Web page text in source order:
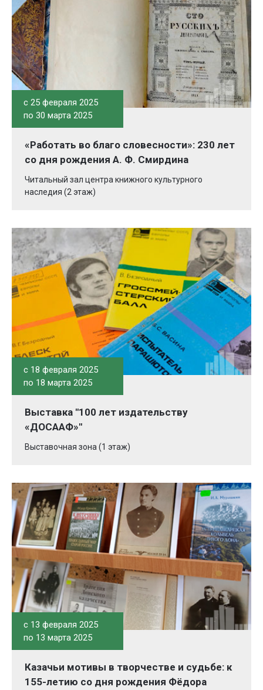
c 25 февраля 2025
по 30 марта 2025
«Работать во благо словесности»: 230 лет
со дня рождения А. Ф. Смирдина
Читальный зал центра книжного культурного
наследия (2 этаж)
c 18 февраля 2025
по 18 марта 2025
Выставка "100 лет издательству
«ДОСААФ»"
Выставочная зона (1 этаж)
c 13 февраля 2025
по 13 марта 2025
Казачьи мотивы в творчестве и судьбе: к
155-летию со дня рождения Фёдора